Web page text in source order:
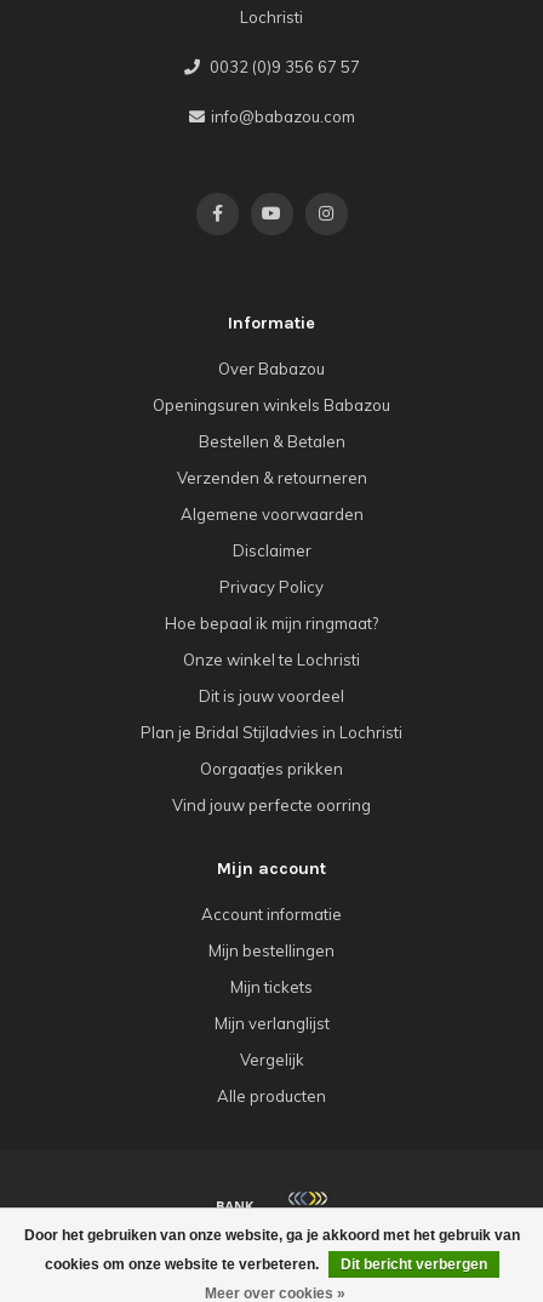
Door het gebruiken van onze website, ga je akkoord met het gebruik van
cookies om onze website te verbeteren.
Dit bericht verbergen
Meer over cookies »
Lochristi
0032 (0)9 356 67 57
info@babazou.com
Informatie
Over Babazou
Openingsuren winkels Babazou
Bestellen & Betalen
Verzenden & retourneren
Algemene voorwaarden
Disclaimer
Privacy Policy
Hoe bepaal ik mijn ringmaat?
Onze winkel te Lochristi
Dit is jouw voordeel
Plan je Bridal Stijladvies in Lochristi
Oorgaatjes prikken
Vind jouw perfecte oorring
Mijn account
Account informatie
Mijn bestellingen
Mijn tickets
Mijn verlanglijst
Vergelijk
Alle producten
© Copyright 2026 Babazou